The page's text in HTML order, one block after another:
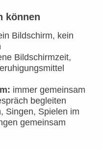
können
Bildschirm, kein
Bildschirmzeit,
immer gemeinsam
begleiten
Singen, Spielen im
gemeinsam